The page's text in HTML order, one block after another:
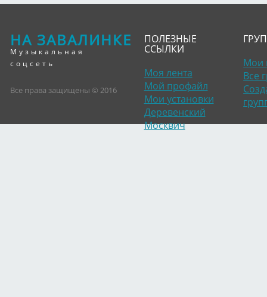
НА ЗАВАЛИНКЕ
Музыкальная
соцсеть
Все права защищены © 2016
ПОЛЕЗНЫЕ
ССЫЛКИ
Моя лента
Мой профайл
Мои установки
Деревенский
Москвич
Мои
Все